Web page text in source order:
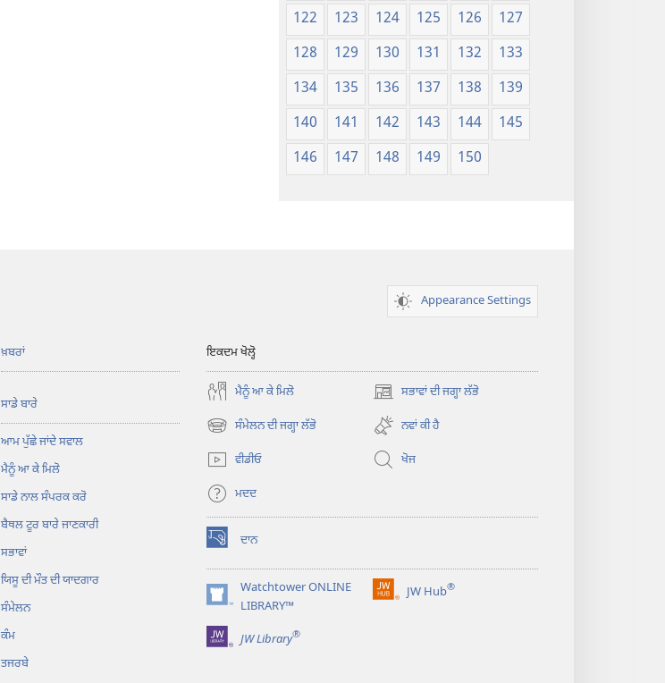
122
123 124 125 126
127
128
129 130 131 132
133
134
135 136 137 138
139
140
141 142 143 144
145
146
147 148 149 150
Appearance Settings
ਖ਼ਬਰਾਂ
ਸਾਡੇ ਬਾਰੇ
ਆਮ ਪੁੱਛੇ ਜਾਂਦੇ ਸਵਾਲ
ਮੈਨੂੰ ਆ ਕੇ ਮਿਲੋ
ਸਾਡੇ ਨਾਲ ਸੰਪਰਕ ਕਰੋ
ਬੈਥਲ ਟੂਰ ਬਾਰੇ ਜਾਣਕਾਰੀ
ਸਭਾਵਾਂ
ਯਿਸੂ ਦੀ ਮੌਤ ਦੀ ਯਾਦਗਾਰ
ਸੰਮੇਲਨ
ਕੰਮ
ਤਜਰਬੇ
ਇਕਦਮ ਖੋਲ੍ਹੋ
ਮੈਨੂੰ ਆ ਕੇ ਮਿਲੋ ਸਭਾਵਾਂ ਦੀ ਜਗ੍ਹਾ ਲੱਭੋ
(opens
new
window)
ਸੰਮੇਲਨ ਦੀ ਜਗ੍ਹਾ ਲੱਭੋ
(opens
new
ਨਵਾਂ ਕੀ ਹੈ
ਵੀਡੀਓ ਖੋਜ
ਮਦਦ
ਦਾਨ
(opens
new
window)Watchtower ONLINE
LIBRARY™
(opens
new
window)
JW Hub®
(opens
JW Library®